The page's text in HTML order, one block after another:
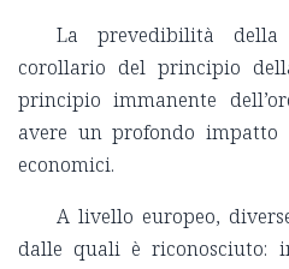
La prevedibilità
corollario del principio
principio immanente
avere un profondo impatto
economici.
A livello europeo,
dalle quali è riconosciuto: